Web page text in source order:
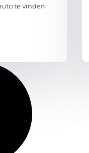
te vinden